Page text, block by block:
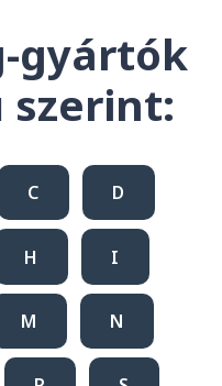
gyártók
szerint:
C D
H I
M N